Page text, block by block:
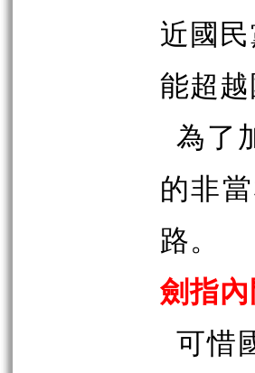
近國
能超越
為了
的非
路。
劍指
可惜